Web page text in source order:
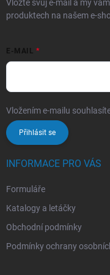
Vložte svůj e-mail a my
produktech na našem e-
E-MAIL
Vložením e-mailu
Přihlásit se
INFORMACE PRO VÁS
Formuláře
Katalogy a letáčky
Obchodní podmínky
Podmínky ochrany